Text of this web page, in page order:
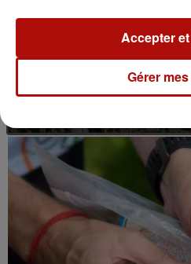
Le Jardin des plantes
Gérer
Accepter